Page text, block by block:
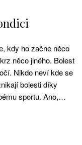
kdy ho začne něco
něco jiného. Bolest
Nikdo neví kde se
bolesti díky
sportu. Ano,…